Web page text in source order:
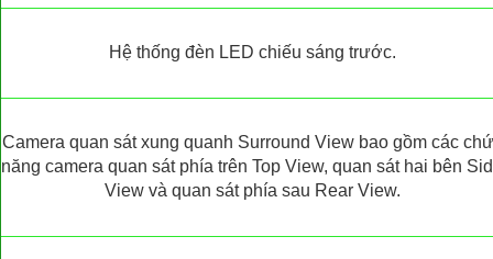
Hệ thống đèn LED chiếu sáng trước.
Camera quan sát xung quanh Surround View bao gồm các
năng camera quan sát phía trên Top View, quan sát hai bên
View và quan sát phía sau Rear View.